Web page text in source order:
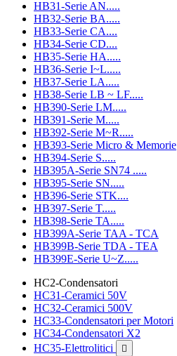
HB31-Serie AN.....
HB32-Serie BA.....
HB33-Serie CA....
HB34-Serie CD....
HB35-Serie HA.....
HB36-Serie I~L.....
HB37-Serie LA.....
HB38-Serie LB ~ LF.....
HB390-Serie LM.....
HB391-Serie M.....
HB392-Serie M~R.....
HB393-Serie Micro & Memorie
HB394-Serie S.....
HB395A-Serie SN74 .....
HB395-Serie SN.....
HB396-Serie STK....
HB397-Serie T.....
HB398-Serie TA.....
HB399A-Serie TAA - TCA
HB399B-Serie TDA - TEA
HB399E-Serie U~Z.....
HC2-Condensatori
HC31-Ceramici 50V
HC32-Ceramici 500V
HC33-Condensatori per Motori
HC34-Condensatori X2
HC35-Elettrolitici
